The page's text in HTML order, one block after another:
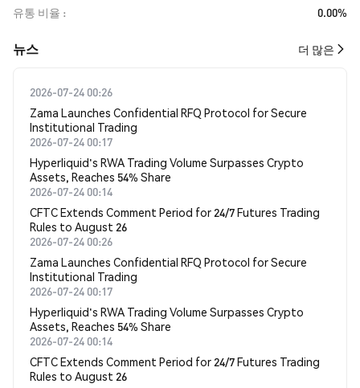
유통 비율
0.00%
뉴스 더 많은
2026-07-24 00:26
Zama Launches Confidential RFQ Protocol for Secure
Institutional Trading
2026-07-24 00:17
Hyperliquid's RWA Trading Volume Surpasses Crypto
Assets, Reaches 54% Share
2026-07-24 00:14
CFTC Extends Comment Period for 24/7 Futures Trading
Rules to August 26
2026-07-24 00:26
Zama Launches Confidential RFQ Protocol for Secure
Institutional Trading
2026-07-24 00:17
Hyperliquid's RWA Trading Volume Surpasses Crypto
Assets, Reaches 54% Share
2026-07-24 00:14
CFTC Extends Comment Period for 24/7 Futures Trading
Rules to August 26